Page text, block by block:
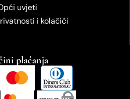
uvjeti
i kolačići
plaćanja